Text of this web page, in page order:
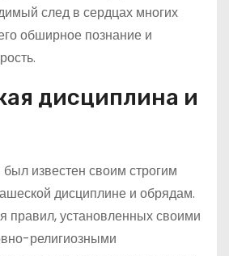
след в сердцах многих
обширное познание и
дисциплина и
известен своим строгим
дисциплине и обрядам.
правил, установленных своими
религиозными